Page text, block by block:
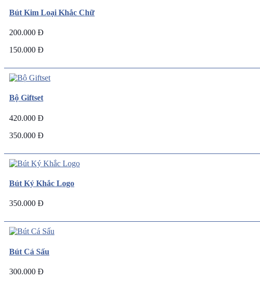
Bút Kim Loại Khắc Chữ
200.000 Đ
150.000 Đ
Bộ Giftset
420.000 Đ
350.000 Đ
Bút Ký Khắc Logo
350.000 Đ
Bút Cá Sấu
300.000 Đ